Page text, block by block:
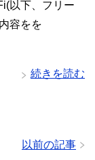
以下、フリー
容をを
続きを読む
以前の記事